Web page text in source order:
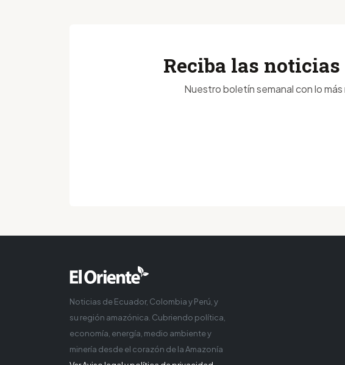
Reciba las
Nuestro boletín semanal con lo
Noticias de Ecuador, Colombia y Perú, y
su región amazónica. Cubriendo política,
economía, energía, medio ambiente y
minería desde el corazón de la Amazonía